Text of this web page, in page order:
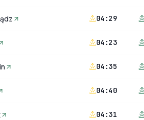
04:29
04:23
04:35
04:40
04:31